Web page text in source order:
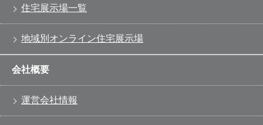
住宅展示場一覧
地域別オンライン住宅展示場
会社概要
運営会社情報